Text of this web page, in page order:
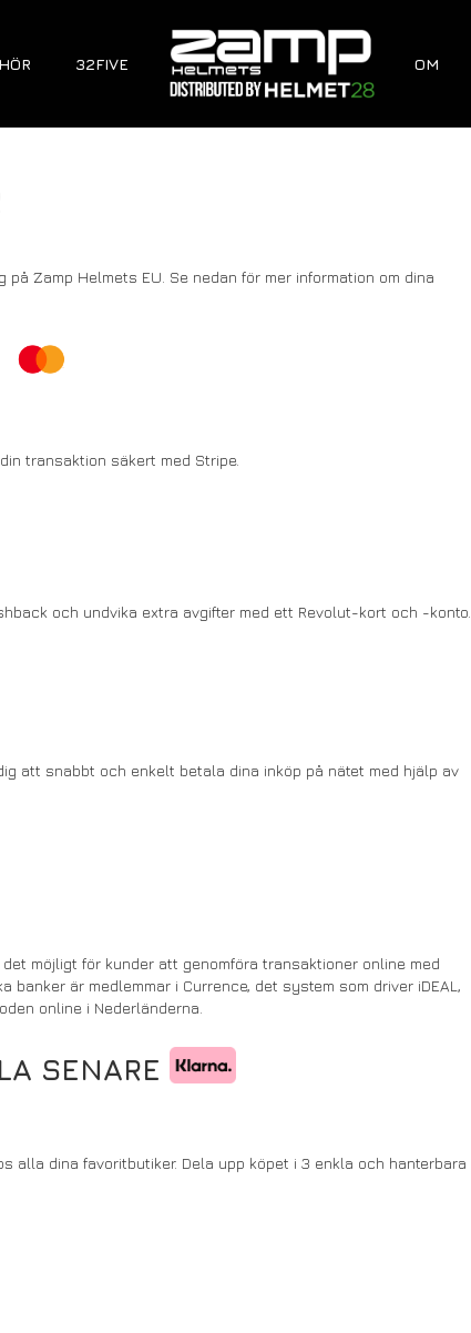
32FIVE OM
Zamp Helmets EU. Se nedan för mer information om dina
transaktion säkert med Stripe.
och undvika extra avgifter med ett Revolut-kort och -konto.
att snabbt och enkelt betala dina inköp på nätet med hjälp av
möjligt för kunder att genomföra transaktioner online med
är medlemmar i Currence, det system som driver iDEAL,
online i Nederländerna.
SENARE
alla dina favoritbutiker. Dela upp köpet i 3 enkla och hanterbara